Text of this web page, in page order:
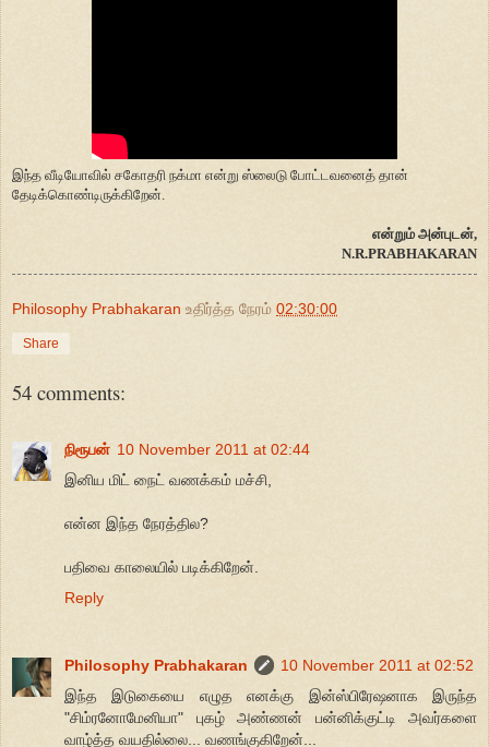
இந்த வீடியோவில் சகோதரி நக்மா என்று ஸ்லைடு போட்டவனைத் தான்
தேடிக்கொண்டிருக்கிறேன்.
என்றும் அன்புடன்,
N.R.PRABHAKARAN
Philosophy Prabhakaran உதிர்த்த நேரம் 02:30:00
Share
54 comments:
நிரூபன் 10 November 2011 at 02:44
இனிய மிட் நைட் வணக்கம் மச்சி,
என்ன இந்த நேரத்தில?
பதிவை காலையில் படிக்கிறேன்.
Reply
Philosophy Prabhakaran
10 November 2011 at 02:52
இந்த இடுகையை எழுத எனக்கு இன்ஸ்பிரேஷனாக இருந்த
"சிம்ரனோமேனியா" புகழ் அண்ணன் பன்னிக்குட்டி அவர்களை
வாழ்த்த வயதில்லை... வணங்குகிறேன்...